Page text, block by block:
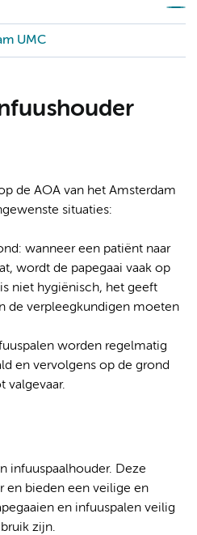
UMC
de AOA van het Amsterdam
situaties:
wanneer een patiënt naar
wordt de papegaai vaak op
niet hygiënisch, het geeft
de verpleegkundigen moeten
worden regelmatig
en vervolgens op de grond
valgevaar.
infuuspaalhouder. Deze
en bieden een veilige en
en infuuspalen veilig
zijn.